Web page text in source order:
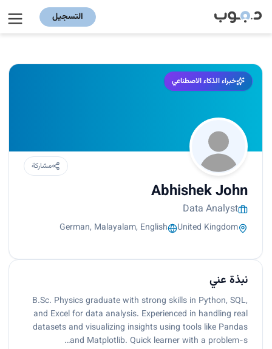
التسجيل
خبراء الذكاء الاصطناعي
مشاركة
Abhishek John
Data Analyst
United Kingdom
German, Malayalam, English
نبذة عني
B.Sc. Physics graduate with strong skills in Python, SQL,
and Excel for data analysis. Experienced in handling real
datasets and visualizing insights using tools like Pandas
and Matplotlib. Quick learner with a problem-s…